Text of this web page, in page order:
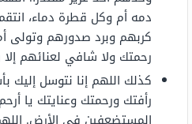
دمه أم وكل قطرة دماء،
كربهم وبرد صدورهم وتولى
رحمتك ولا شافي لعنائهم إلا
كذلك اللهم إنا نتوسل إليك
رأفتك ورحمتك وعنايتك يا